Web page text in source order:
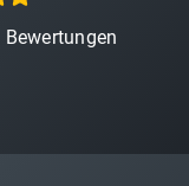
Bewertungen